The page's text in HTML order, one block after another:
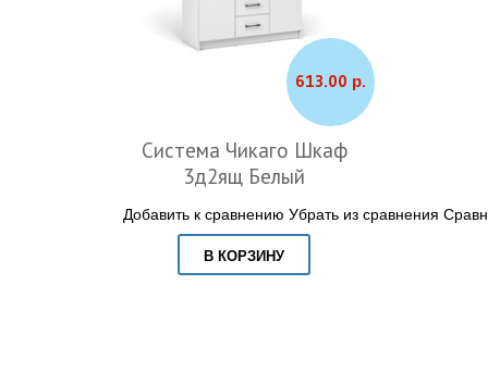
613.00 р.
Система Чикаго Шкаф
3д2ящ Белый
Добавить к сравнению Убрать из сравнения
В КОРЗИНУ